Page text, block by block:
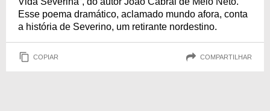
Esse poema dramático, aclamado mundo afora, conta
a história de Severino, um retirante nordestino.
COPIAR COMPARTILHAR